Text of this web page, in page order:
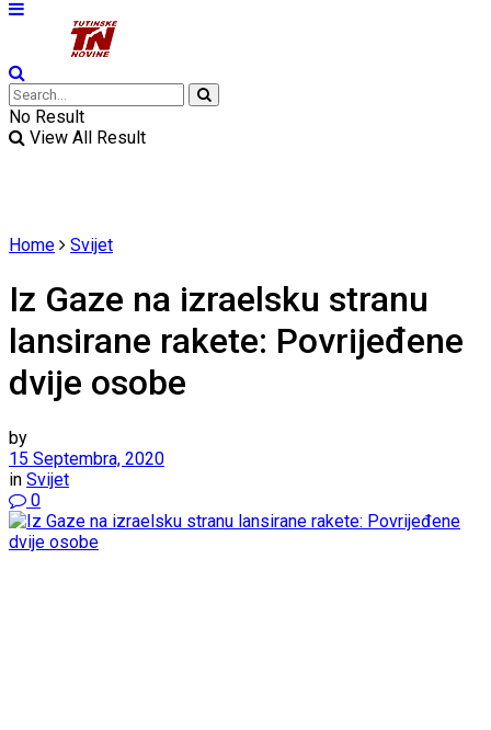
No Result
View All Result
Home Svijet
Iz Gaze na izraelsku stranu
lansirane rakete: Povrijeđene
dvije osobe
by
15 Septembra, 2020
in Svijet
0